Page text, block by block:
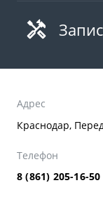
Адрес
Краснодар,
Телефон
8 (861) 205-16-50